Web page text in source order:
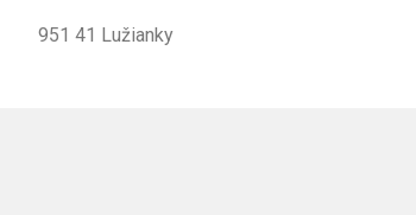
951 41 Lužianky